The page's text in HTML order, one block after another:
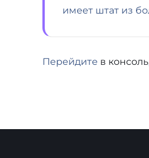
имеет штат из
Перейдите в консоль